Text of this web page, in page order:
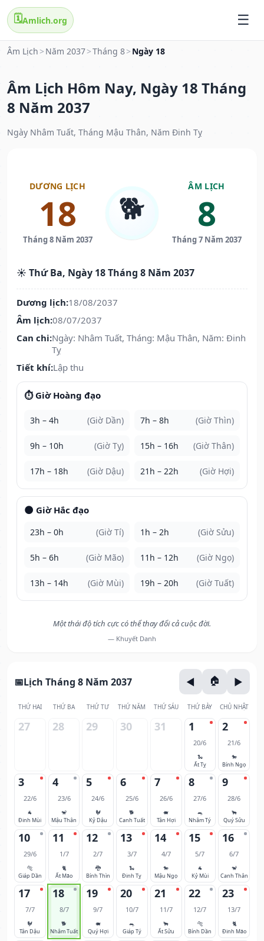
🗓️Amlich.org
Âm Lịch > Năm 2037>Tháng 8> Ngày 18
Âm Lịch Hôm Nay, Ngày 18 Tháng
8 Năm 2037
Ngày Nhâm Tuất, Tháng Mậu Thân, Năm Đinh Tỵ
DƯƠNG LỊCH
18
Tháng 8 Năm 2037
🐕
ÂM LỊCH
8
Tháng 7 Năm 2037
☀️ Thứ Ba, Ngày 18 Tháng 8 Năm 2037
Dương lịch:18/08/2037
Âm lịch:08/07/2037
Can chi:Ngày: Nhâm Tuất, Tháng: Mậu Thân, Năm: Đinh
Tỵ
Tiết khí:Lập thu
⏱️ Giờ Hoàng đạo
3h – 4h (Giờ Dần) 7h – 8h (Giờ Thìn)
9h – 10h (Giờ Tỵ) 15h – 16h (Giờ Thân)
17h – 18h (Giờ Dậu) 21h – 22h (Giờ Hợi)
🌑 Giờ Hắc đạo
23h – 0h (Giờ Tí) 1h – 2h (Giờ Sửu)
5h – 6h (Giờ Mão) 11h – 12h (Giờ Ngọ)
13h – 14h (Giờ Mùi) 19h – 20h (Giờ Tuất)
Một thái độ tích cực có thể thay đổi cả cuộc đời.
— Khuyết Danh
Lịch Tháng 8 Năm 2037
THỨ HAI THỨ BA THỨ TƯ THỨ NĂM THỨ SÁU THỨ BẢY CHỦ NHẬT
27 28 29 30 31 1
20/6
🐍
Ất Tỵ
2
21/6
🐎
Bính Ngọ
3
22/6
🐐
Đinh Mùi
4
23/6
🐒
Mậu Thân
5
24/6
🐓
Kỷ Dậu
6
25/6
🐕
Canh Tuất
7
26/6
🐖
Tân Hợi
8
27/6
🐀
Nhâm Tý
9
28/6
🐂
Quý Sửu
10
29/6
🐅
Giáp Dần
11
1/7
🐈
Ất Mão
12
2/7
🐉
Bính Thìn
13
3/7
🐍
Đinh Tỵ
14
4/7
🐎
Mậu Ngọ
15
5/7
🐐
Kỷ Mùi
16
6/7
🐒
Canh Thân
17
7/7
🐓
Tân Dậu
18
8/7
🐕
Nhâm Tuất
19
9/7
🐖
Quý Hợi
20
10/7
🐀
Giáp Tý
21
11/7
🐂
Ất Sửu
22
12/7
🐅
Bính Dần
23
13/7
🐈
Đinh Mão